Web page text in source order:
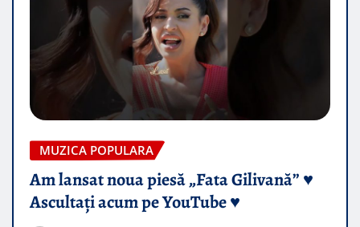
MUZICA POPULARA
Am lansat noua piesă „Fata Gilivană” ♥️
Ascultați acum pe YouTube ♥️